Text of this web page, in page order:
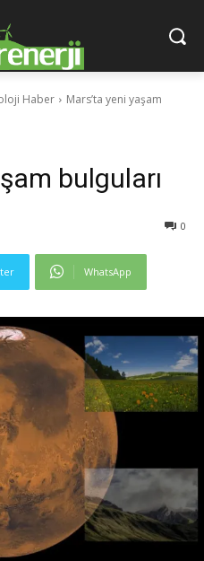
Haber
Mars’ta yeni yaşam
bulguları
0
WhatsApp